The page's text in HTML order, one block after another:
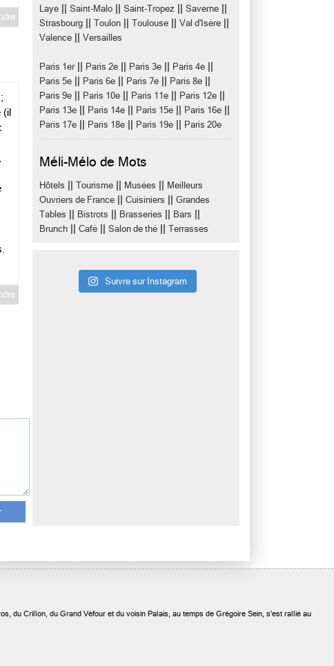
Laye
Saint-Malo Saint-Tropez Saverne
Strasbourg Toulon Toulouse Val d'Isère
Valence Versailles
Paris 1er|| Paris 2e Paris 3e Paris 4e
Paris 5e Paris 6e Paris 7e Paris 8e
Paris 9e Paris 10e Paris 11e Paris 12e
Paris 13e Paris 14e Paris 15e Paris 16e
Paris 17e Paris 18e Paris 19e Paris 20e
Méli-Mélo de Mots
Hôtels Tourisme Musées
Meilleurs
Ouvriers de France
Cuisiniers
Grandes
Tables
Bistrots Brasseries Bars
Brunch Café Salon de thé Terrasses
Suivre sur Instagram
du Crillon, du Grand Véfour et du voisin Palais, au temps de Grégoire Sein, s'est rallié au